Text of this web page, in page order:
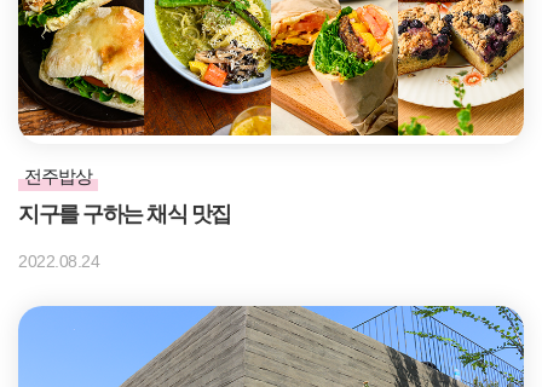
전주밥상
지구를 구하는 채식 맛집
2022.08.24